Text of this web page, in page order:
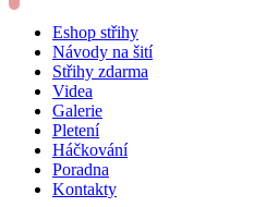
Eshop střihy
Návody na šití
Střihy zdarma
Videa
Galerie
Pletení
Háčkování
Poradna
Kontakty